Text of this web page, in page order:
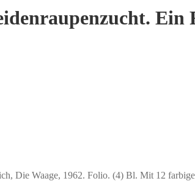
Ein
Die Waage, 1962. Folio. (4) Bl. Mit 12